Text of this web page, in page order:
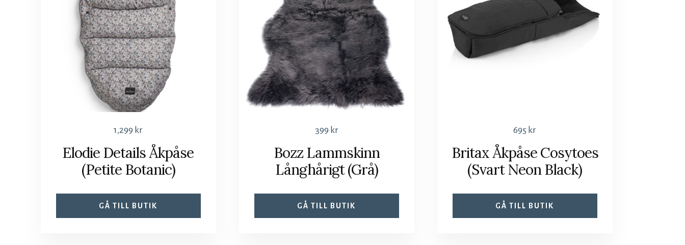
1,299 kr
Elodie Details Åkpåse
(Petite Botanic)
GÅ TILL BUTIK
399 kr
Bozz Lammskinn
Långhårigt (Grå)
GÅ TILL BUTIK
695 kr
Britax Åkpåse Cosytoes
(Svart Neon Black)
GÅ TILL BUTIK